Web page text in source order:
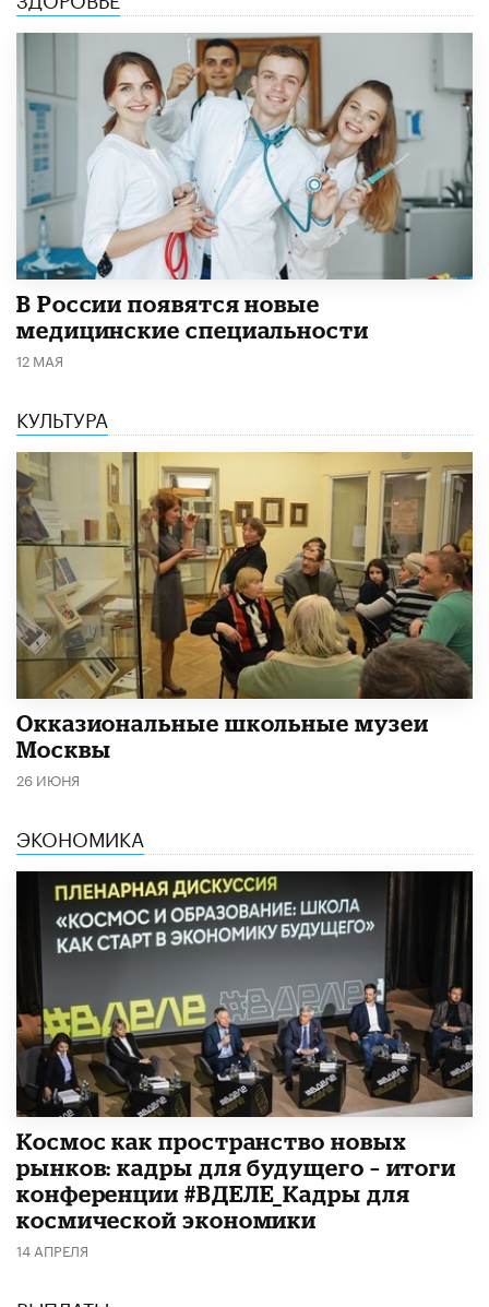
В России появятся новые
медицинские специальности
12 МАЯ
КУЛЬТУРА
​Окказиональные школьные музеи
Москвы
26 ИЮНЯ
ЭКОНОМИКА
Космос как пространство новых
рынков: кадры для будущего – итоги
конференции #ВДЕЛЕ_Кадры для
космической экономики
14 АПРЕЛЯ